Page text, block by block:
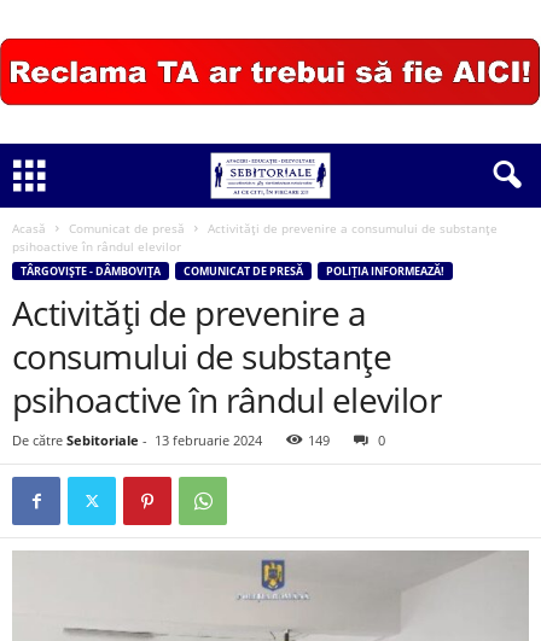
Acasă Comunicat de presă
Activități de prevenire a consumului de substanțe
psihoactive în rândul elevilor
TÂRGOVIȘTE - DÂMBOVIȚA COMUNICAT DE PRESĂ POLIȚIA INFORMEAZĂ!
Activități de prevenire a
consumului de substanțe
psihoactive în rândul elevilor
De către Sebitoriale - 13 februarie 2024 149 0